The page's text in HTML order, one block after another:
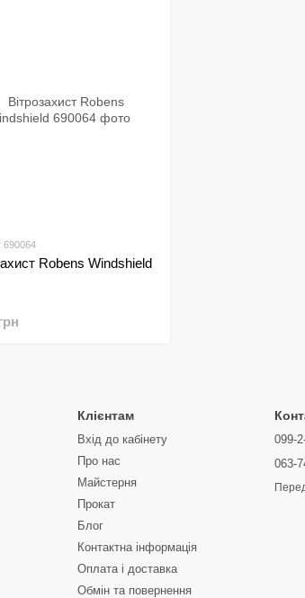
690064
Robens Windshield
Клієнтам
Вхід до кабінету
Про нас
Майстерня
Прокат
Блог
Контактна інформація
Оплата і доставка
Обмін та повернення
099-
063-